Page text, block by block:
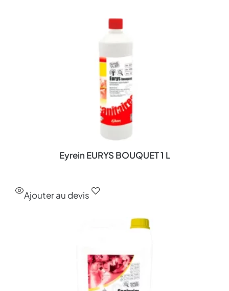
Eyrein EURYS BOUQUET 1 L
Ajouter au devis